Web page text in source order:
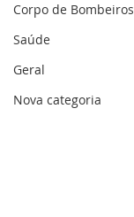
Corpo de Bombeiros
Saúde
Geral
Nova categoria